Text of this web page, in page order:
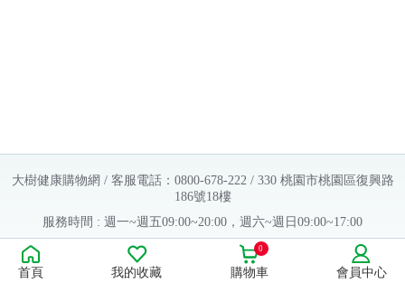
大樹健康購物網 / 客服電話：0800-678-222 / 330 桃園市桃園區復興路
186號18樓
服務時間 : 週一~週五09:00~20:00，週六~週日09:00~17:00
Copyright © 2016 大樹連鎖藥局. All Rights Reserved.
販售業者資料：
首頁 我的收藏 購物車
0
會員中心